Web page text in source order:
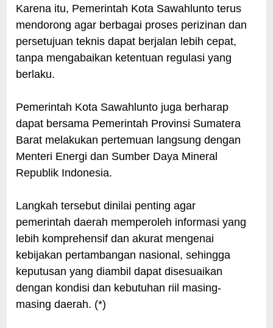
Karena itu, Pemerintah Kota Sawahlunto terus
mendorong agar berbagai proses perizinan dan
persetujuan teknis dapat berjalan lebih cepat,
tanpa mengabaikan ketentuan regulasi yang
berlaku.
Pemerintah Kota Sawahlunto juga berharap
dapat bersama Pemerintah Provinsi Sumatera
Barat melakukan pertemuan langsung dengan
Menteri Energi dan Sumber Daya Mineral
Republik Indonesia.
Langkah tersebut dinilai penting agar
pemerintah daerah memperoleh informasi yang
lebih komprehensif dan akurat mengenai
kebijakan pertambangan nasional, sehingga
keputusan yang diambil dapat disesuaikan
dengan kondisi dan kebutuhan riil masing-
masing daerah. (*)